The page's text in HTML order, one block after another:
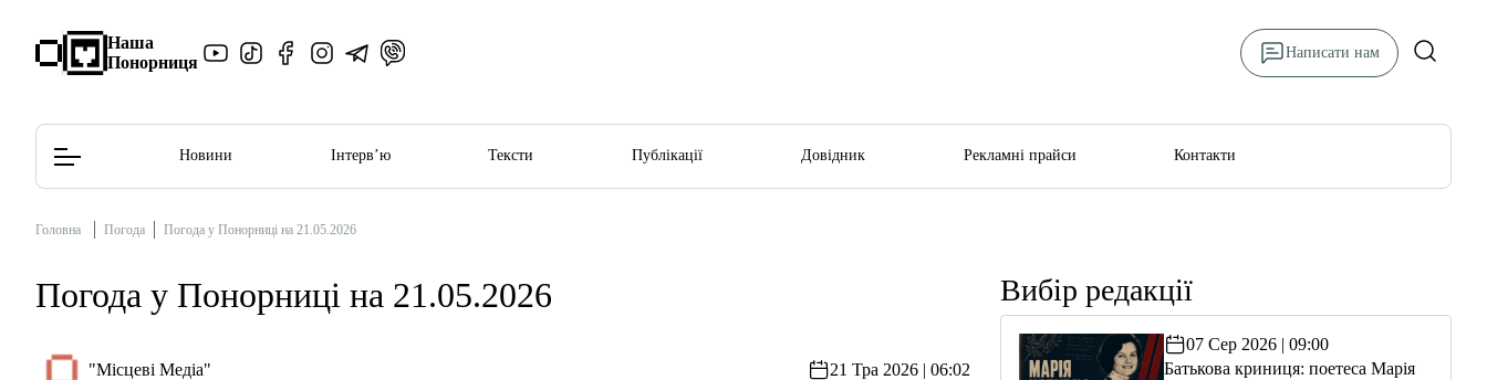
Наша
Понорниця
Написати нам
Редакційна політика
Новини Інтерв’ю Тексти Публікації Довідник Рекламні прайси Контакти
Головна Погода Погода у Понорниці на 21.05.2026
Погода у Понорниці на 21.05.2026
"Місцеві Медіа" 21 Тра 2026 | 06:02
Вибір редакції
07 Сер 2026 | 09:00
Батькова криниця: поетеса Марія